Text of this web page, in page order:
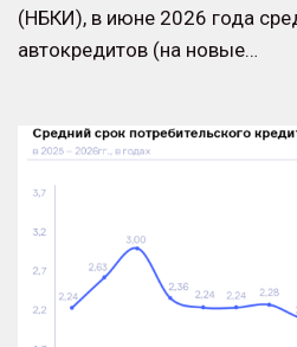
(НБКИ), в июне 2026 года
автокредитов (на новые…